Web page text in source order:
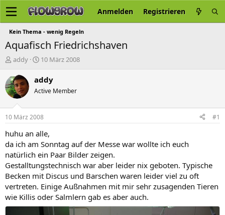
Anmelden Registrieren
Kein Thema - wenig Regeln
Aquafisch Friedrichshaven
E
s
t
e
e
r
addy
E
s
e
l
t
a
m
10 März 2008
addy
Active Member
10 März 2008 #1
huhu an alle,
da ich am Sonntag auf der Messe war wollte ich euch
natürlich ein Paar Bilder zeigen.
Gestalltungstechnisch war aber leider nix geboten. Typische
Becken mit Discus und Barschen waren leider viel zu oft
vertreten. Einige Außnahmen mit mir sehr zusagenden Tieren
wie Killis oder Salmlern gab es aber auch.